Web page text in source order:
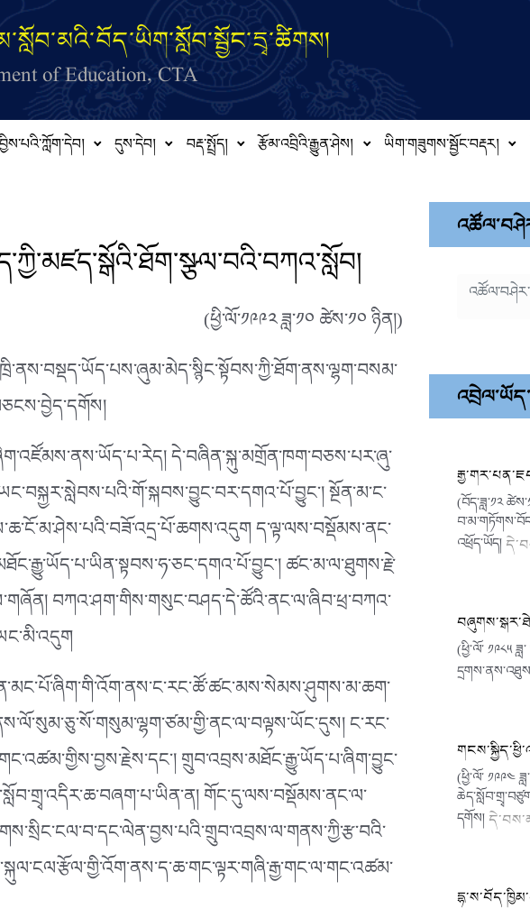
of Education, CTA
བྱིས་པའི་ཀློག་དེབ། དུས་དེབ། བརྡ་སྤྲོད། རྩོམ་འབྲིའི་རྒྱུན་ཤེས། ཡིག་གཟུགས་སྦྱོང་བརྡར།
(ཕྱི་ལོ་༡༩༩༢ ཟླ་༡༠ ཚེས་༡༠ ཉིན།)
དེ་བཞིན་སྐུ་མགྲོན་ཁག་བཅས་པར་ཞུ་
སྔོན་མ་ང་
ད་ལྟ་ལས་བསྡོམས་ནང་
ཚང་མ་ལ་ཐུགས་རྗེ་
བཀའ་ཤག་གིས་གསུང་བཤད་དེ་ཚོའི་ནང་ལ་ཞིབ་ཕྲ་བཀའ་
ང་རང་
གྲུབ་འབྲས་མཐོང་རྒྱུ་ཡོད་པ་ཞིག་བྱུང་
གོང་དུ་ལས་བསྡོམས་ནང་ལ་
(བོད་ཟླ་༡༢
འཕྲོད་ཡོད།
(ཕྱི་ལོ་ ༡༩༨༥
(ཕྱི་ལོ་ ༡༩༩༤
དགོས།